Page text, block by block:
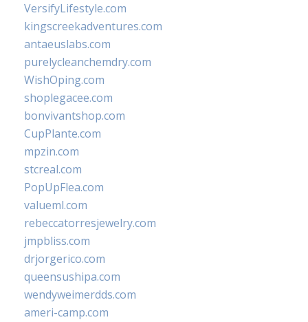
VersifyLifestyle.com
kingscreekadventures.com
antaeuslabs.com
purelycleanchemdry.com
WishOping.com
shoplegacee.com
bonvivantshop.com
CupPlante.com
mpzin.com
stcreal.com
PopUpFlea.com
valueml.com
rebeccatorresjewelry.com
jmpbliss.com
drjorgerico.com
queensushipa.com
wendyweimerdds.com
ameri-camp.com